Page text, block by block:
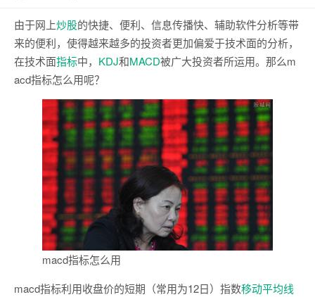
由于网上炒股的快捷、便利、信息传播快、辅助软件分析等带
来的便利，使得越来越多的投资者更加偏爱于技术面的分析，
在技术面指标中， KDJ和MACD被广大投资者所运用。那么m
acd指标怎么用呢？
macd指标怎么用
macd指标利用收盘价的短期（常用为12日）指数移动平均线